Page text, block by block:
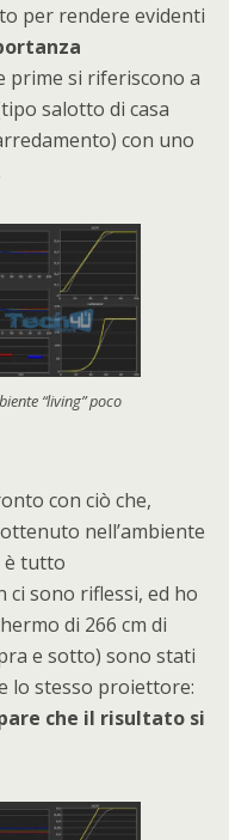
per rendere evidenti
prime si riferiscono a
salotto di casa
con uno
“living” poco
con ciò che,
nell’ambiente
è tutto
sono riflessi, ed ho
di 266 cm di
e sotto) sono stati
lo stesso proiettore:
che il risultato si